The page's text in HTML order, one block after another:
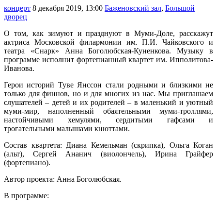
концерт 8 декабря 2019, 13:00 Баженовский зал, Большой
дворец
О том, как зимуют и празднуют в Муми-Доле, расскажут
актриса Московской филармонии им. П.И. Чайковского и
театра «Снарк» Анна Боголюбская-Куненкова. Музыку в
программе исполнит фортепианный квартет им. Ипполитова-
Иванова.
Герои историй Туве Янссон стали родными и близкими не
только для финнов, но и для многих из нас. Мы приглашаем
слушателей – детей и их родителей – в маленький и уютный
муми-мир, наполненный обаятельными муми-троллями,
настойчивыми хемулями, сердитыми гафсами и
трогательными малышами кнюттами.
Состав квартета: Диана Кемельман (скрипка), Ольга Коган
(альт), Сергей Ананич (виолончель), Ирина Грайфер
(фортепиано).
Автор проекта: Анна Боголюбская.
В программе: